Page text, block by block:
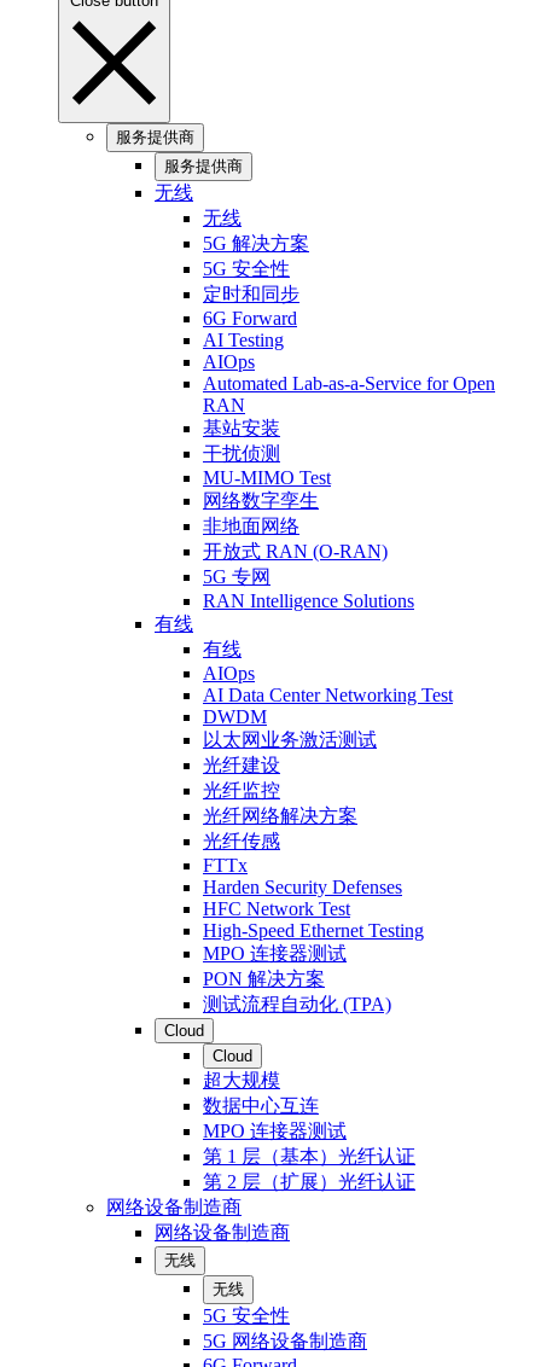
服务提供商
服务提供商
无线
无线
5G 解决方案
5G 安全性
定时和同步
6G Forward
AI Testing
AIOps
Automated Lab-as-a-Service for Open
RAN
基站安装
干扰侦测
MU-MIMO Test
网络数字孪生
非地面网络
开放式 RAN (O-RAN)
5G 专网
RAN Intelligence Solutions
有线
有线
AIOps
AI Data Center Networking Test
DWDM
以太网业务激活测试
光纤建设
光纤监控
光纤网络解决方案
光纤传感
FTTx
Harden Security Defenses
HFC Network Test
High-Speed Ethernet Testing
MPO 连接器测试
PON 解决方案
测试流程自动化 (TPA)
Cloud
Cloud
超大规模
数据中心互连
MPO 连接器测试
第 1 层（基本）光纤认证
第 2 层（扩展）光纤认证
网络设备制造商
网络设备制造商
无线
无线
5G 安全性
5G 网络设备制造商